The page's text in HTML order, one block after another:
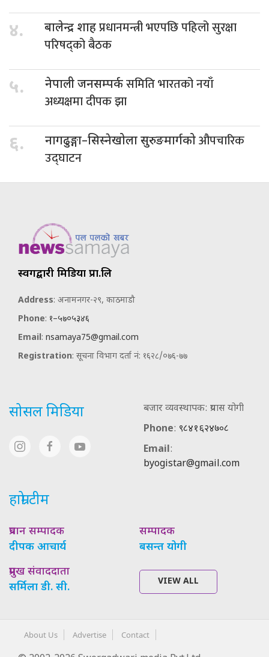
४. बालेन्द्र शाहप्रधानमन्त्री भएपछि पहिलो सुरक्षा
परिषद्को बैठक
५. नेपाली जनसम्पर्कसमिति भारतको नयाँ
अध्यक्षमा दीपक झा
६. नागढुङ्गा–सिस्नेखोला सुरुङमार्गकोऔपचारिक
उद्घाटन
स्वर्गद्वारी मिडिया प्रा.लि
Address: अनामनगर-२९, काठमाडौ
Phone: १–५७०५३४६
Email: nsamaya75@gmail.com
Registration: सूचना विभाग दर्ता नं: १६२८/०७६-७७
सोसल मिडिया
बजार व्यवस्थापक: प्रयास योगी
Phone: ९८४१६२४७०८
Email:
byogistar@gmail.com
हाम्रो टीम
प्रधान सम्पादक
दीपक आचार्य
सम्पादक
बसन्त योगी
प्रमुख संवाददाता
सर्मिला डी. सी.
VIEW ALL
About Us Advertise Contact